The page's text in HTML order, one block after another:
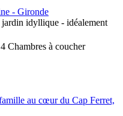
- Gironde
idyllique - idéalement
4 Chambres à coucher